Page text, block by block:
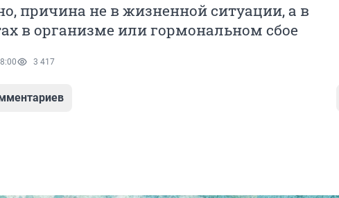
причина не в жизненной ситуации, а в
в организме или гормональном сбое
3 417